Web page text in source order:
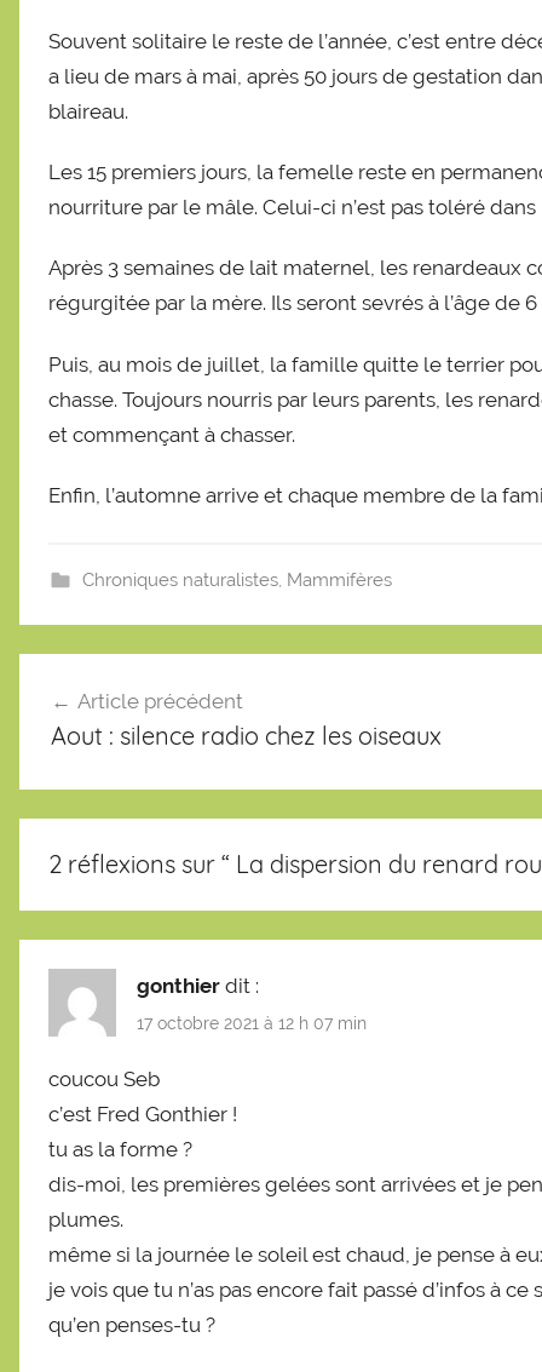
Souvent solitaire le reste de l’année, c’est entre
a lieu de mars à mai, après 50 jours de gestation
blaireau.
Les 15 premiers jours, la femelle reste en
nourriture par le mâle. Celui-ci n’est pas toléré
Après 3 semaines de lait maternel, les renardeaux
régurgitée par la mère. Ils seront sevrés à l’âge de 6
Puis, au mois de juillet, la famille quitte le terrier
chasse. Toujours nourris par leurs parents, les
et commençant à chasser.
Enfin, l’automne arrive et chaque membre de la
Chroniques naturalistes, Mammifères
l’article
Article précédent
Aout : silence radio chez les oiseaux
2 réflexions sur “ La dispersion du renard
gonthier dit :
17 octobre 2021 à 12 h 07 min
coucou Seb
c’est Fred Gonthier !
tu as la forme ?
dis-moi, les premières gelées sont arrivées et je
plumes.
même si la journée le soleil est chaud, je pense à
je vois que tu n’as pas encore fait passé d’infos à
qu’en penses-tu ?